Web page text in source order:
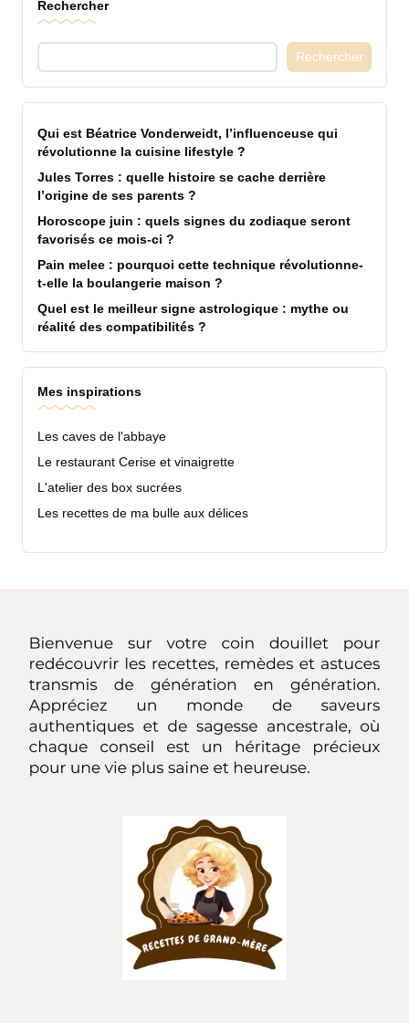
Rechercher
Rechercher
Qui est Béatrice Vonderweidt, l’influenceuse qui
révolutionne la cuisine lifestyle ?
Jules Torres : quelle histoire se cache derrière
l’origine de ses parents ?
Horoscope juin : quels signes du zodiaque seront
favorisés ce mois-ci ?
Pain melee : pourquoi cette technique révolutionne-
t-elle la boulangerie maison ?
Quel est le meilleur signe astrologique : mythe ou
réalité des compatibilités ?
Mes inspirations
Les caves de l'abbaye
Le restaurant Cerise et vinaigrette
L'atelier des box sucrées
Les recettes de ma bulle aux délices